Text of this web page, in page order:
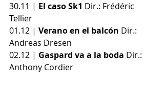
30.11 | El caso Sk1 Dir.: Frédéric
Tellier
01.12 | Verano en el balcón Dir.:
Andreas Dresen
02.12 | Gaspard va a la boda Dir.:
Anthony Cordier